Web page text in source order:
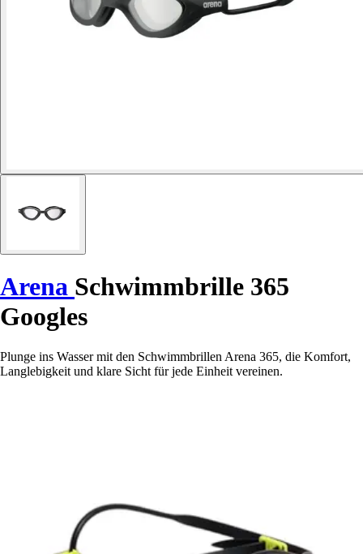
Arena Schwimmbrille 365
Googles
Plunge ins Wasser mit den Schwimmbrillen Arena 365, die Komfort,
Langlebigkeit und klare Sicht für jede Einheit vereinen.